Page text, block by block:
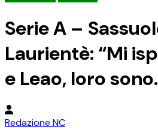
Serie A –
Laurientè: “Mi
e Leao, loro
Redazione NC